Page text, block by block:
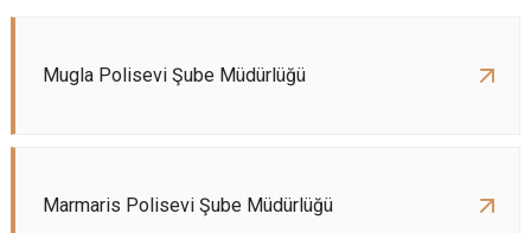
Mugla Polisevi Şube Müdürlüğü
Marmaris Polisevi Şube Müdürlüğü